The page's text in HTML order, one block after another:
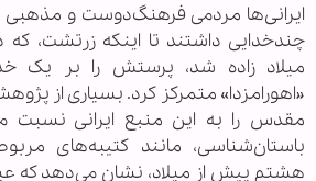
ایرانی‌ها مردمی فرهنگ‌دوست و مذهبی
چندخدایی داشتند تا اینکه زرتشت،
میلاد زاده شد، پرستش را بر یک
«اهورامزدا» متمرکز کرد. بسیاری از
مقدس را به این منبع ایرانی نسبت
باستان‌شناسی، مانند کتیبه‌های
هشتم پیش از میلاد، نشان می‌دهد که